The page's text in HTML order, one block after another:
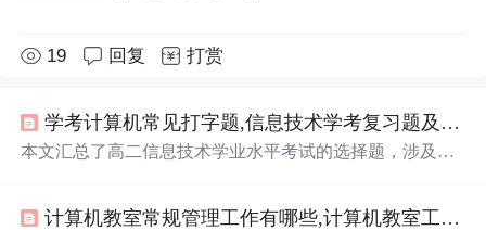
19 回复 打赏
学考计算机常见打字题,信息技术学考复习题及答案.
本文汇总了高二信息技术学业水平考试的选择题，涉及信
技术、信息定义、信息发布与管理、Excel操作、图片下载
计算机教室常规管理工作有哪些,计算机教室工作计划2011.